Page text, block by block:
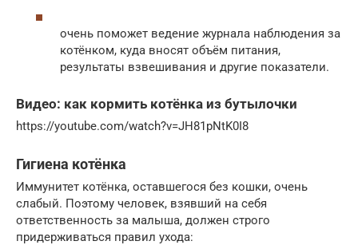
очень поможет ведение журнала наблюдения за
котёнком, куда вносят объём питания,
результаты взвешивания и другие показатели.
Видео: как кормить котёнка из бутылочки
https://youtube.com/watch?v=JH81pNtK0I8
Гигиена котёнка
Иммунитет котёнка, оставшегося без кошки, очень
слабый. Поэтому человек, взявший на себя
ответственность за малыша, должен строго
придерживаться правил ухода: